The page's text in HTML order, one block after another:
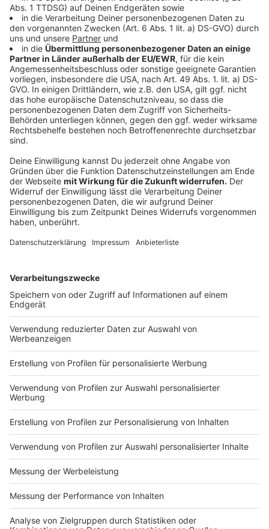
Mutter wieder vor Gericht
Eine Mutter aus Velbert steht seit heute wieder vor
Gericht. Wegen des sexuellen Missbrauchs ihrer
Tochter war sie bereits Ende 2020 zu einer
Bewährungsstrafe verurteilt worden. Damals war sie in
Revision gegangen - jetzt wird der Fall am Wuppertaler
Landgericht neu verhandelt. Die heute 34-jährige soll
ihre Tochter aus vorheriger Ehe schwer sexuell
missbraucht haben. Der Ehemann verstarb dann
während der Verhandlung, die 34-jährige war damals zu
einer anderthalbjährigen Bewährungsstrafe verurteilt
worden.
Unbekannte haben versucht in der Küche einer
Hildener Schule Feuer zu legen. Die Polizei ermittelt
wegen einer versuchten schweren Brandstiftung. Der
Hausmeister der Schule an der Lortzingstraße in
Hilden hatte gestern Nachmittag Brandgeruch in der
Schulküche wahrgenommen. Alle Kochfelder des
Herdes waren auf die höchste Stufe eingestellt; auf
dem Ceranfeld lagen Papiertücher und eine
Plastikflasche, sagt die Hildener Polizei. Der
Hausmeister hatte das Feuer löschen können und
Auch auf den üblichen Podcast-Plattformen
Anzeige